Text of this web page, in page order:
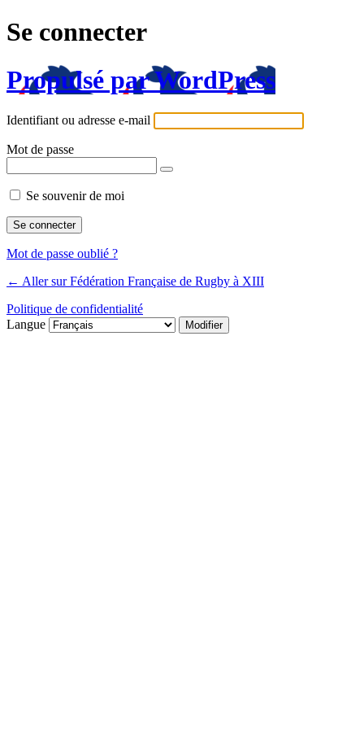
Se connecter
Propulsé par WordPress
Identifiant ou adresse e-mail
Mot de passe
Se souvenir de moi
Mot de passe oublié ?
← Aller sur Fédération Française de Rugby à XIII
Politique de confidentialité
Langue